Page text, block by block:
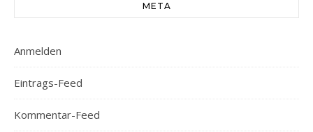
META
Anmelden
Eintrags-Feed
Kommentar-Feed